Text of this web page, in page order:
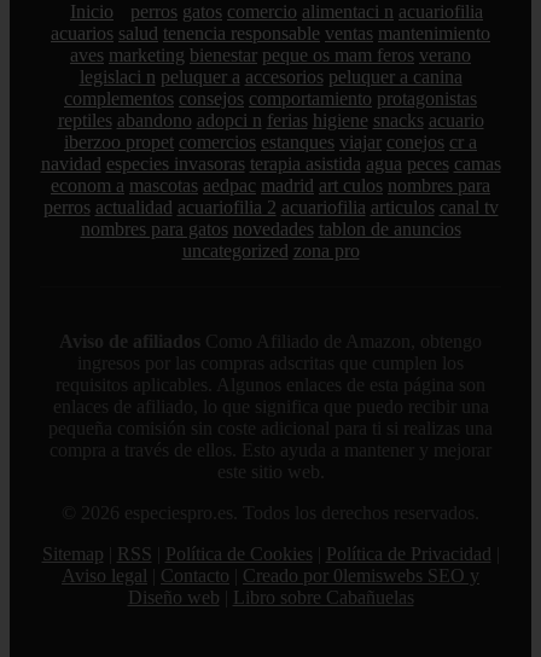
Inicio perros gatos comercio alimentaci n acuariofilia
acuarios salud tenencia responsable ventas mantenimiento
aves marketing bienestar peque os mam feros verano
legislaci n peluquer a accesorios peluquer a canina
complementos consejos comportamiento protagonistas
reptiles abandono adopci n ferias higiene snacks acuario
iberzoo propet comercios estanques viajar conejos cr a
navidad especies invasoras terapia asistida agua peces camas
econom a mascotas aedpac madrid art culos nombres para
perros actualidad acuariofilia 2 acuariofilia articulos canal tv
nombres para gatos novedades tablon de anuncios
uncategorized zona pro
Aviso de afiliados Como Afiliado de Amazon, obtengo
ingresos por las compras adscritas que cumplen los
requisitos aplicables. Algunos enlaces de esta página son
enlaces de afiliado, lo que significa que puedo recibir una
pequeña comisión sin coste adicional para ti si realizas una
compra a través de ellos. Esto ayuda a mantener y mejorar
este sitio web.
© 2026 especiespro.es. Todos los derechos reservados.
Sitemap
RSS Política de Cookies Política de Privacidad
Aviso legal
Contacto
Creado por 0lemiswebs SEO y
Diseño web
Libro sobre Cabañuelas